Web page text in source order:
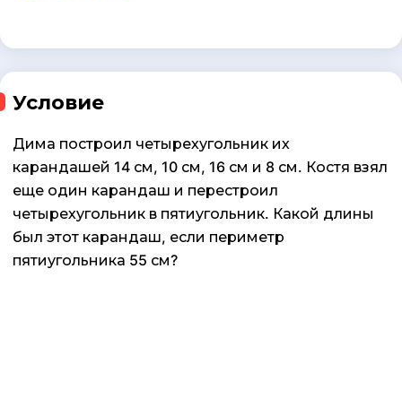
Условие
Дима построил четырехугольник их
карандашей 14 см, 10 см, 16 см и 8 см. Костя взял
еще один карандаш и перестроил
четырехугольник в пятиугольник. Какой длины
был этот карандаш, если периметр
пятиугольника 55 см?